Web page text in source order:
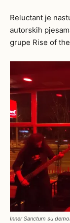
Reluctant je
autorskih
grupe Rise of
Inner Sanctum su